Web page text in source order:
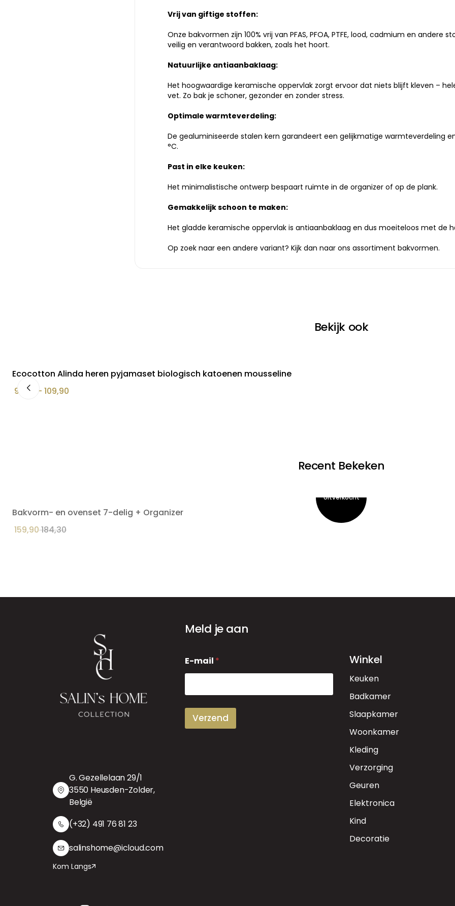
Vrij van giftige stoffen:
Onze bakvormen zijn 100% vrij van PFAS, PFOA, PTFE, lood, cadmium en
veilig en verantwoord bakken, zoals het hoort.
Natuurlijke antiaanbaklaag:
Het hoogwaardige keramische oppervlak zorgt ervoor dat niets blijft kleven –
vet. Zo bak je schoner, gezonder en zonder stress.
Optimale warmteverdeling:
De gealuminiseerde stalen kern garandeert een gelijkmatige warmteverdeling
°C.
Past in elke keuken:
Het minimalistische ontwerp bespaart ruimte in de organizer of op de plank.
Gemakkelijk schoon te maken:
Het gladde keramische oppervlak is antiaanbaklaag en dus moeiteloos met de
Op zoek naar een andere variant? Kijk dan naar ons assortiment bakvormen.
Bekijk ook
Ecocotton Alinda heren pyjamaset biologisch katoenen mousseline
99,90
– 109,90
Prijsklasse:
Recent Bekeken
Bakvorm- en ovenset 7-delig + Organizer
159,90184,30
G. Gezellelaan 29/1
3550 Heusden-Zolder,
België
(+32) 491 76 81 23
salinshome@icloud.com
Kom Langs
Meld je aan
-
m
i
E-mail *
Verzend
Winkel
Keuken
Badkamer
Slaapkamer
Woonkamer
Kleding
Verzorging
Geuren
Elektronica
Kind
Decoratie